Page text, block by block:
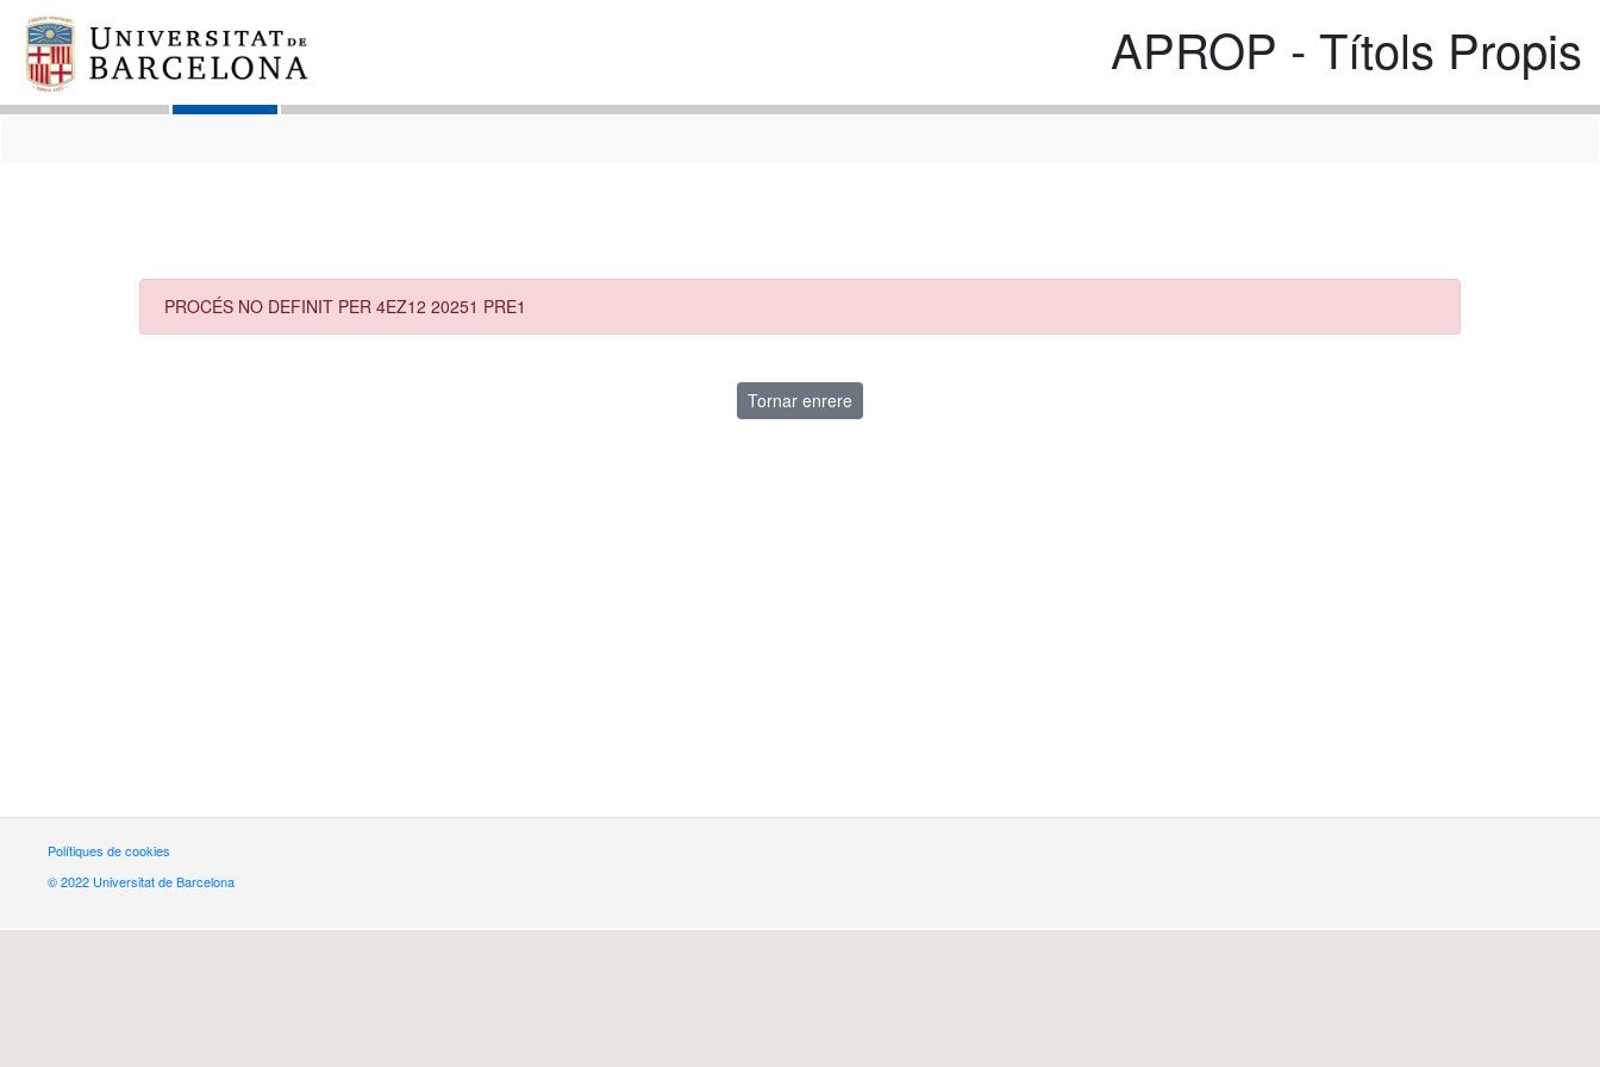
APROP - Títols Propis
PROCÉS NO DEFINIT PER 4EZ12 20251 PRE1
Tornar enrere
Polítiques de cookies
© 2022 Universitat de Barcelona